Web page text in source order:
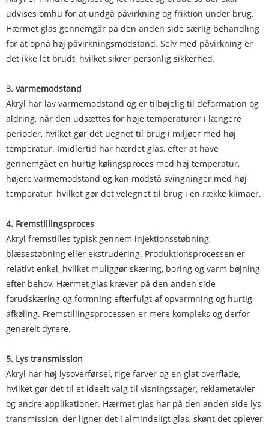
udvises omhu for at undgå påvirkning og friktion under brug.
Hærmet glas gennemgår på den anden side særlig behandling
for at opnå høj påvirkningsmodstand. Selv med påvirkning er
det ikke let brudt, hvilket sikrer personlig sikkerhed.
3. varmemodstand
Akryl har lav varmemodstand og er tilbøjelig til deformation og
aldring, når den udsættes for høje temperaturer i længere
perioder, hvilket gør det uegnet til brug i miljøer med høj
temperatur. Imidlertid har hærdet glas, efter at have
gennemgået en hurtig kølingsproces med høj temperatur,
højere varmemodstand og kan modstå svingninger med høj
temperatur, hvilket gør det velegnet til brug i en række klimaer.
4. Fremstillingsproces
Akryl fremstilles typisk gennem injektionsstøbning,
blæsestøbning eller ekstrudering. Produktionsprocessen er
relativt enkel, hvilket muliggør skæring, boring og varm bøjning
efter behov. Hærmet glas kræver på den anden side
forudskæring og formning efterfulgt af opvarmning og hurtig
afkøling. Fremstillingsprocessen er mere kompleks og derfor
generelt dyrere.
5. Lys transmission
Akryl har høj lysoverførsel, rige farver og en glat overflade,
hvilket gør det til et ideelt valg til visningssager, reklametavler
og andre applikationer. Hærmet glas har på den anden side lys
transmission, der ligner det i almindeligt glas, skønt det oplever